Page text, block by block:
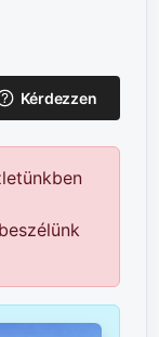
Kérdezzen